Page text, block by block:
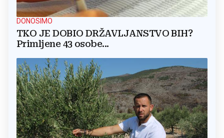
DONOSIMO
TKO JE DOBIO DRŽAVLJANSTVO BIH?
Primljene 43 osobe...